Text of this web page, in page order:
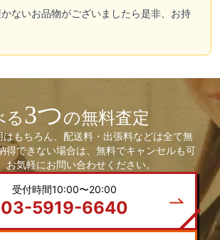
ないお品物がございましたら是非、お持
る3つの無料査定
もちろん、配送料・出張料などは全て無
得できない場合は、無料でキャンセルも可
お気軽にお問い合わせください。
受付時間10:00〜20:00
03-5919-6640